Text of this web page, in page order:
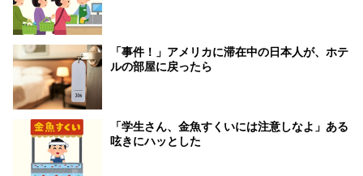
「事件！」アメリカに滞在中の日本人が、ホテ
ルの部屋に戻ったら
「学生さん、金魚すくいには注意しなよ」ある
呟きにハッとした